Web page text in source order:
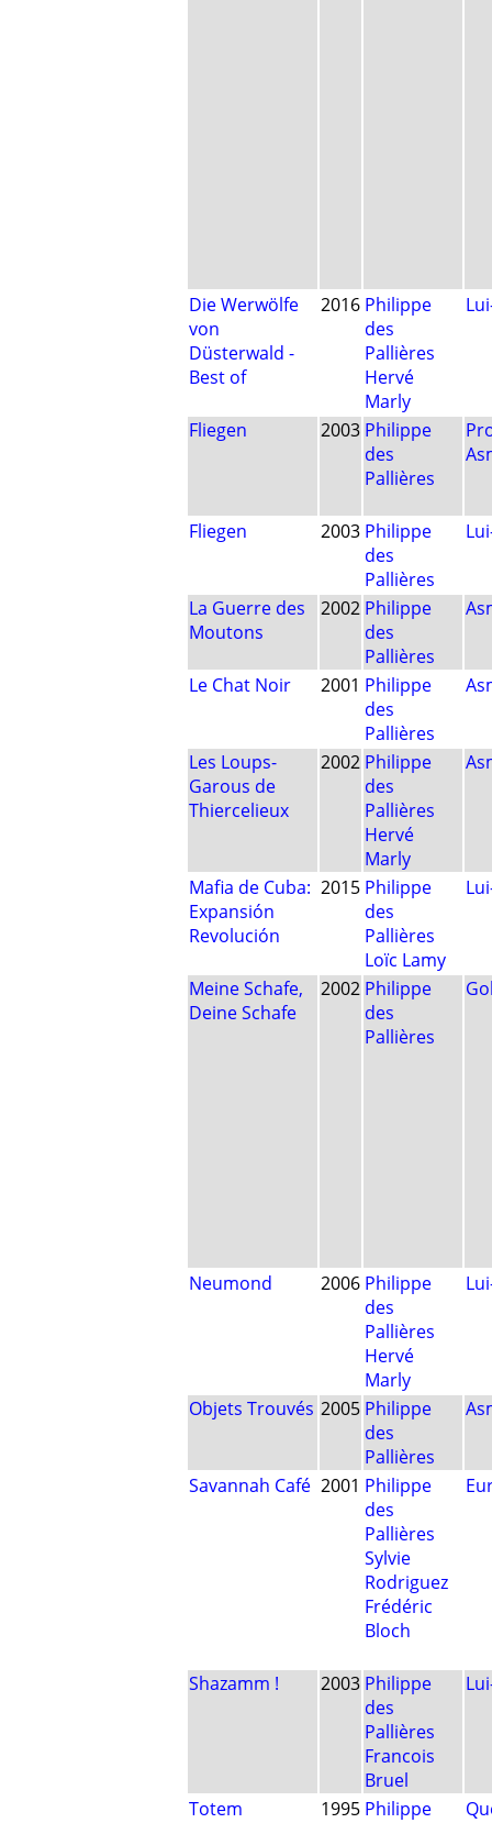
Die Werwölfe
von
Düsterwald -
Best of
2016 Philippe
des
Pallières
Hervé
Marly
Fliegen 2003 Philippe
des
Pallières
Fliegen 2003 Philippe
des
Pallières
La Guerre des
Moutons
2002 Philippe
des
Pallières
Le Chat Noir 2001 Philippe
des
Pallières
Les Loups-
Garous de
Thiercelieux
2002 Philippe
des
Pallières
Hervé
Marly
Mafia de Cuba:
Expansión
Revolución
2015 Philippe
des
Pallières
Loïc Lamy
Meine Schafe,
Deine Schafe
2002 Philippe
des
Pallières
Neumond 2006 Philippe
des
Pallières
Hervé
Marly
Objets Trouvés 2005 Philippe
des
Pallières
Savannah Café 2001 Philippe
des
Pallières
Sylvie
Rodriguez
Frédéric
Bloch
Shazamm ! 2003 Philippe
des
Pallières
Francois
Bruel
Totem 1995 Philippe